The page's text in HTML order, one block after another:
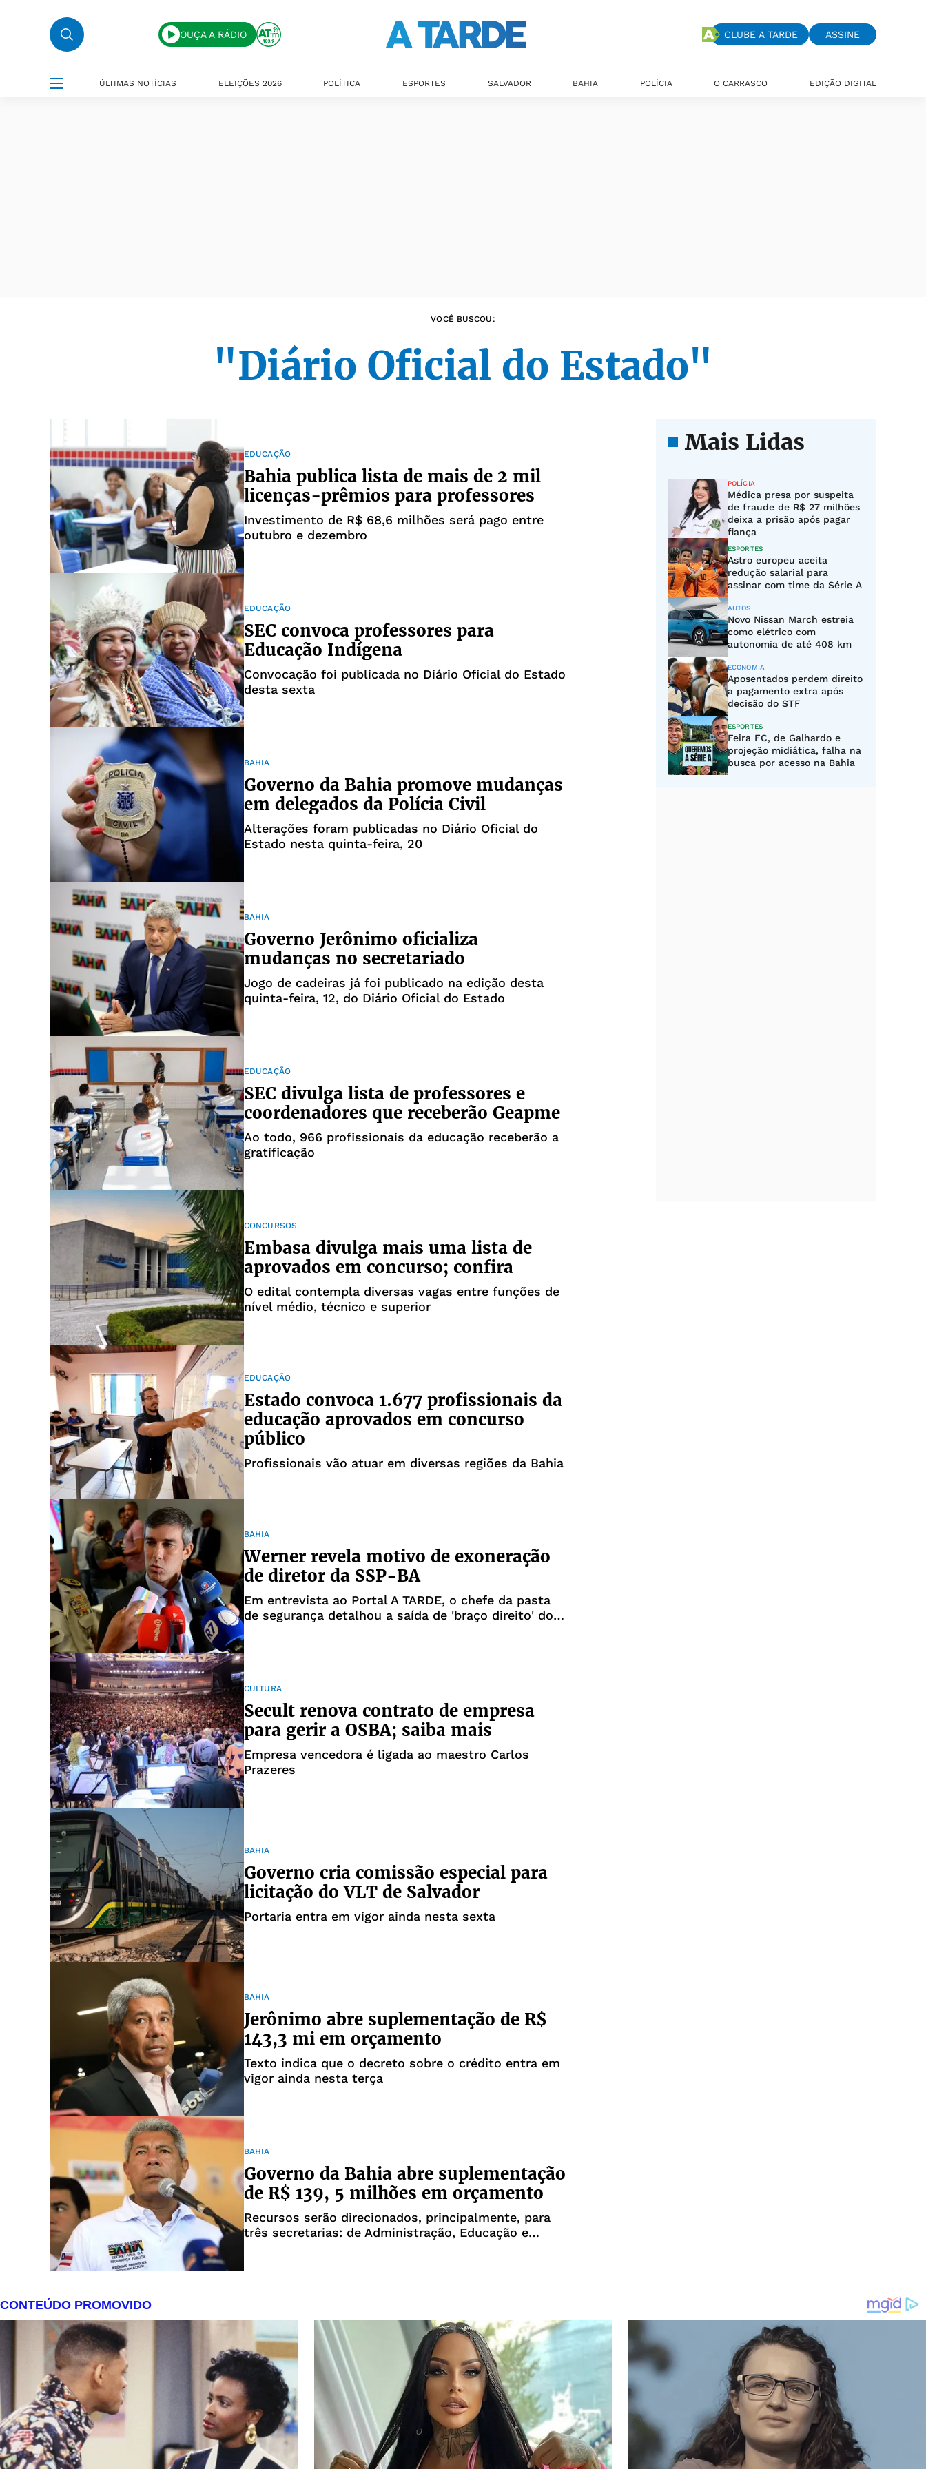
OUÇA A RÁDIO CLUBE A TARDE ASSINE
ÚLTIMAS NOTÍCIAS ELEIÇÕES 2026 POLÍTICA ESPORTES SALVADOR BAHIA POLÍCIA O CARRASCO EDIÇÃO DIGITAL
VOCÊ BUSCOU:
"Diário Oficial do Estado"
EDUCAÇÃO
Bahia publica lista de mais de 2 mil
licenças-prêmios para professores
Investimento de R$ 68,6 milhões será pago entre
outubro e dezembro
EDUCAÇÃO
SEC convoca professores para
Educação Indígena
Convocação foi publicada no Diário Oficial do Estado
desta sexta
BAHIA
Governo da Bahia promove mudanças
em delegados da Polícia Civil
Alterações foram publicadas no Diário Oficial do
Estado nesta quinta-feira, 20
BAHIA
Governo Jerônimo oficializa
mudanças no secretariado
Jogo de cadeiras já foi publicado na edição desta
quinta-feira, 12, do Diário Oficial do Estado
EDUCAÇÃO
SEC divulga lista de professores e
coordenadores que receberão Geapme
Ao todo, 966 profissionais da educação receberão a
gratificação
CONCURSOS
Embasa divulga mais uma lista de
aprovados em concurso; confira
O edital contempla diversas vagas entre funções de
nível médio, técnico e superior
EDUCAÇÃO
Estado convoca 1.677 profissionais da
educação aprovados em concurso
público
Profissionais vão atuar em diversas regiões da Bahia
BAHIA
Werner revela motivo de exoneração
de diretor da SSP-BA
Em entrevista ao Portal A TARDE, o chefe da pasta
de segurança detalhou a saída de 'braço direito' do
CULTURA
Secult renova contrato de empresa
para gerir a OSBA; saiba mais
Empresa vencedora é ligada ao maestro Carlos
Prazeres
BAHIA
Governo cria comissão especial para
licitação do VLT de Salvador
Portaria entra em vigor ainda nesta sexta
BAHIA
Jerônimo abre suplementação de R$
143,3 mi em orçamento
Texto indica que o decreto sobre o crédito entra em
vigor ainda nesta terça
BAHIA
Governo da Bahia abre suplementação
de R$ 139, 5 milhões em orçamento
Recursos serão direcionados, principalmente, para
três secretarias: de Administração, Educação e
Mais Lidas
POLÍCIA
Médica presa por suspeita
de fraude de R$ 27 milhões
deixa a prisão após pagar
fiança
ESPORTES
Astro europeu aceita
redução salarial para
assinar com time da Série A
AUTOS
Novo Nissan March estreia
como elétrico com
autonomia de até 408 km
ECONOMIA
Aposentados perdem direito
a pagamento extra após
decisão do STF
ESPORTES
Feira FC, de Galhardo e
projeção midiática, falha na
busca por acesso na Bahia